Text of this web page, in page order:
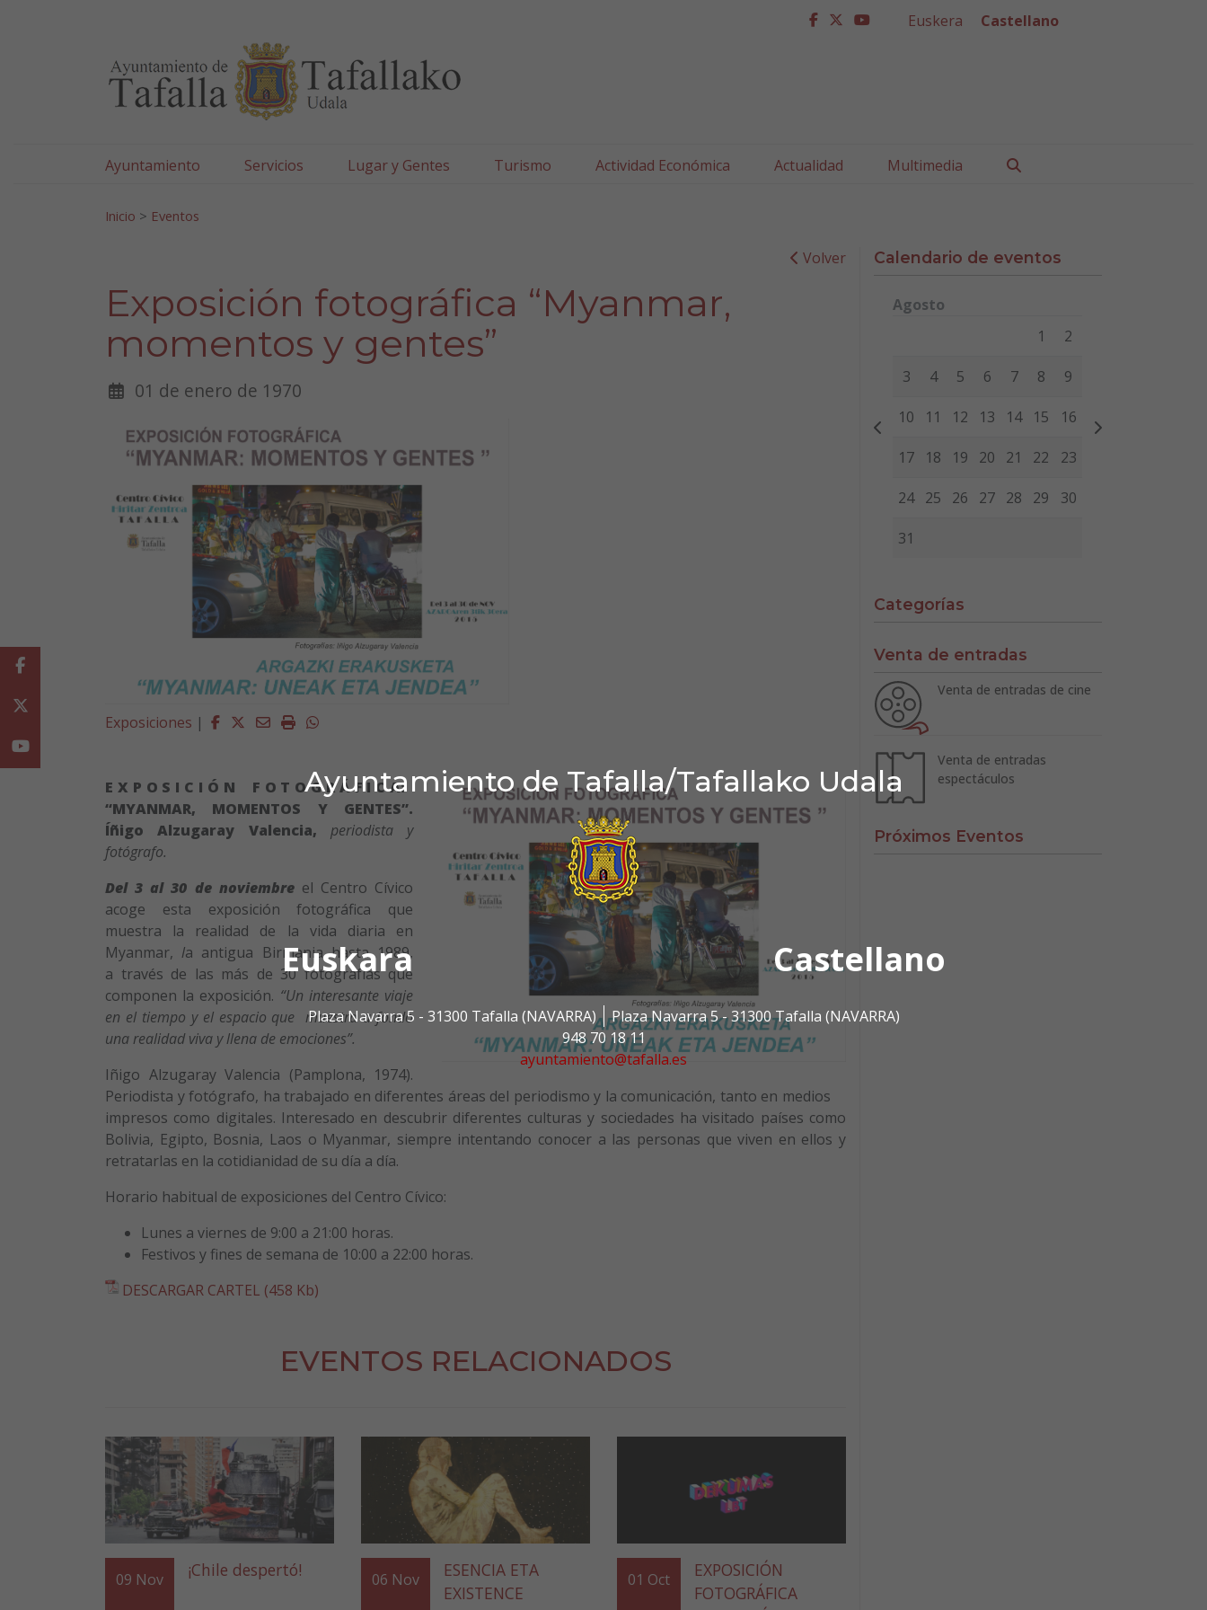
Ayuntamiento de Tafalla/Tafallako Udala
Euskara Castellano
Plaza Navarra 5 - 31300 Tafalla (NAVARRA)
Plaza Navarra 5 - 31300 Tafalla (NAVARRA)
948 70 18 11
ayuntamiento@tafalla.es
facebook
twitter
youtube
Euskera Castellano
Ayuntamiento Servicios Lugar y Gentes Turismo Actividad Económica Actualidad Multimedia
Inicio > Eventos
Volver
Exposición fotográfica “Myanmar,
momentos y gentes”
01 de enero de 1970
Exposiciones | Facebook
Twitter
EmailImprimirWhatsapp
E X P O S I C I Ó N F O T O G R Á F I C A:
“MYANMAR, MOMENTOS Y GENTES”.
Íñigo Alzugaray Valencia, periodista y
fotógrafo.
Del 3 al 30 de noviembre el Centro Cívico
acoge esta exposición fotográfica que
muestra la realidad de la vida diaria en
Myanmar,la antigua Birmania hasta 1989,
a través de las más de 30 fotografías que
componen la exposición. “Un interesante viaje
en el tiempo y el espacio que muestra a fondo
una realidad viva y llena de emociones”.
Iñigo Alzugaray Valencia (Pamplona, 1974).
Periodista y fotógrafo, ha trabajado en diferentes áreas del periodismo y la comunicación, tanto en medios
impresos como digitales. Interesado en descubrir diferentes culturas y sociedades ha visitado países como
Bolivia, Egipto, Bosnia, Laos o Myanmar, siempre intentando conocer a las personas que viven en ellos y
retratarlas en la cotidianidad de su día a día.
Horario habitual de exposiciones del Centro Cívico:
Lunes a viernes de 9:00 a 21:00 horas.
Festivos y fines de semana de 10:00 a 22:00 horas.
DESCARGAR CARTEL (458 Kb)
EVENTOS RELACIONADOS
09 Nov ¡Chile despertó! 06 Nov
ESENCIA ETA
EXISTENCE
01 Oct
EXPOSICIÓN
FOTOGRÁFICA
Calendario de eventos
Agosto
Miércoles Jueves
1 2
3 4 5 6 7 8 9
10 11 12 13 14 15 16
17 18 19 20 21 22 23
24 25 26 27 28 29 30
31
Categorías
Venta de entradas
Venta de entradas de cine
Venta de entradas
espectáculos
Próximos Eventos
Facebook
Youtube